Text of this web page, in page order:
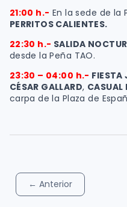
21:00 h.- En la sede de la
PERRITOS CALIENTES.
22:30 h.- SALIDA
desde la Peña TAO.
23:30 – 04:00 h.- FIESTA
CÉSAR GALLARD, CASUAL
carpa de la Plaza de
← Anterior